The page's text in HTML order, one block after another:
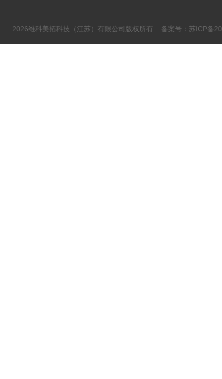
2026维科美拓科技（江苏）有限公司版权所有 备案号：苏ICP备